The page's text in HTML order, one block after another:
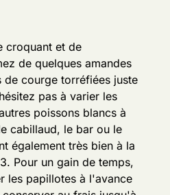
croquant et de
de quelques amandes
de courge torréfiées juste
pas à varier les
poissons blancs à
cabillaud, le bar ou le
également très bien à la
3. Pour un gain de temps,
les papillotes à l'avance